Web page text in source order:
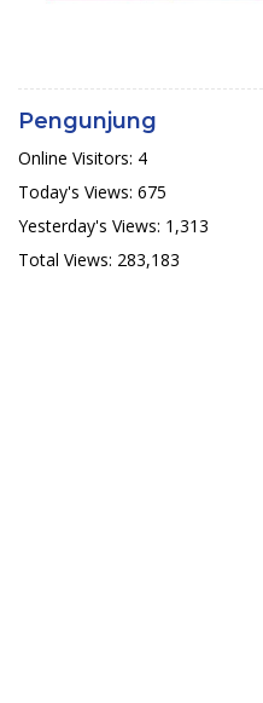
Pengunjung
Online Visitors: 4
Today's Views: 675
Yesterday's Views: 1,313
Total Views: 283,183